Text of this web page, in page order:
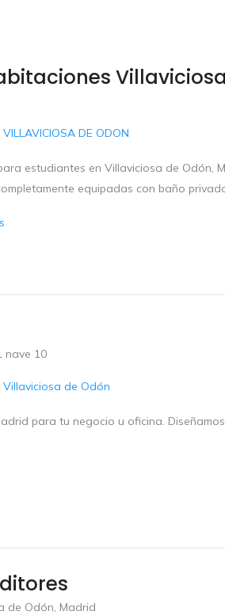
Villaviciosa
VILLAVICIOSA DE ODON
estudiantes en Villaviciosa de Odón,
equipadas con baño
nave 10
Villaviciosa de Odón
para tu negocio u oficina.
de Odón, Madrid